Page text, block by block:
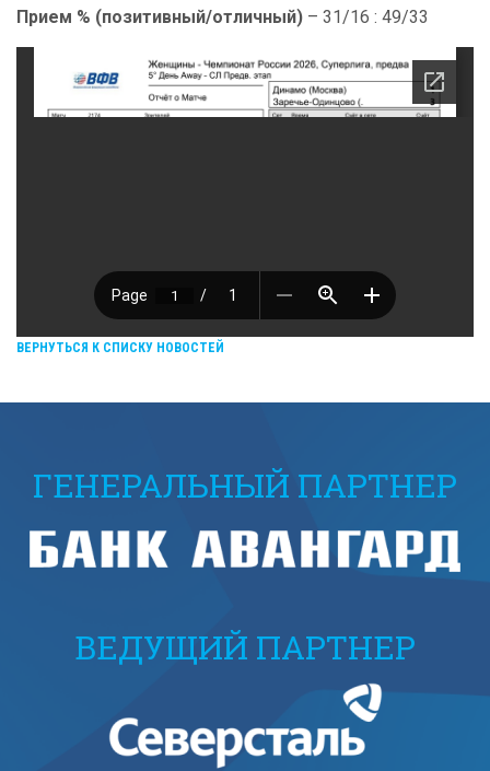
Прием % (позитивный/отличный) – 31/16 : 49/33
ВЕРНУТЬСЯ К СПИСКУ НОВОСТЕЙ
ГЕНЕРАЛЬНЫЙ ПАРТНЕР
ВЕДУЩИЙ ПАРТНЕР